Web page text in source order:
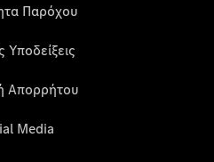
Παρόχου
Υποδείξεις
Απορρήτου
Media